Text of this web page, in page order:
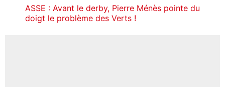
ASSE : Avant le derby, Pierre Ménès pointe du
doigt le problème des Verts !